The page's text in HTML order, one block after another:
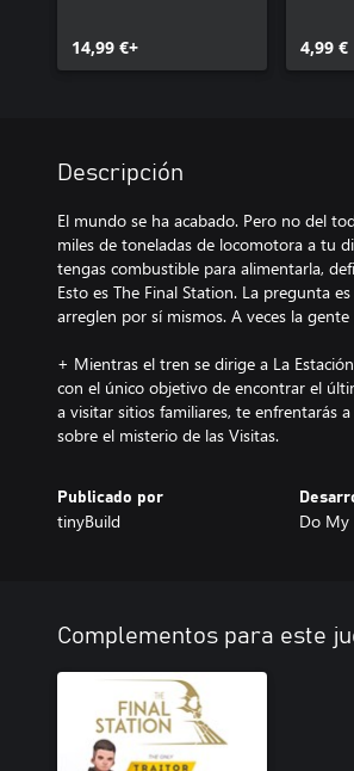
14,99 €+ 4,99 €
Descripción
El mundo se ha acabado. Pero no del
miles de toneladas de locomotora a tu
tengas combustible para alimentarla,
Esto es The Final Station. La pregunta
arreglen por sí mismos. A veces la
+ Mientras el tren se dirige a La
con el único objetivo de encontrar el
a visitar sitios familiares, te enfrentarás
sobre el misterio de las Visitas.
Publicado por
tinyBuild Do My
Complementos para este